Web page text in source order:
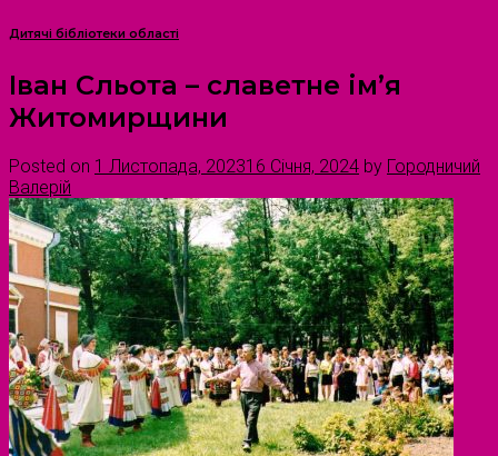
Дитячі бібліотеки області
Іван Сльота – славетне ім’я
Житомирщини
Posted on 1 Листопада, 202316 Січня, 2024 by Городничий
Валерій